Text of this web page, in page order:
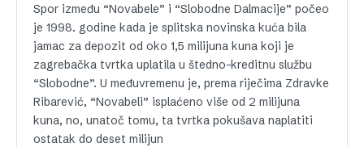
Spor između “Novabele” i “Slobodne Dalmacije” počeo
je 1998. godine kada je splitska novinska kuća bila
jamac za depozit od oko 1,5 milijuna kuna koji je
zagrebačka tvrtka uplatila u štedno-kreditnu službu
“Slobodne”. U međuvremenu je, prema riječima Zdravke
Ribarević, “Novabeli” isplaćeno više od 2 milijuna
kuna, no, unatoč tomu, ta tvrtka pokušava naplatiti
ostatak do deset milijun